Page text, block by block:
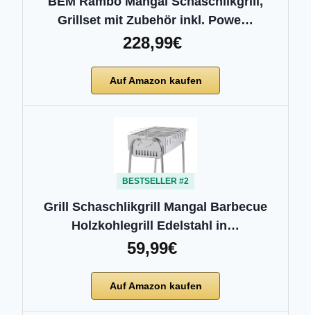
Grillset mit Zubehör inkl. Powe…
228,99€
Auf Amazon kaufen
BESTSELLER #2
Grill Schaschlikgrill Mangal Barbecue
Holzkohlegrill Edelstahl in…
59,99€
Auf Amazon kaufen